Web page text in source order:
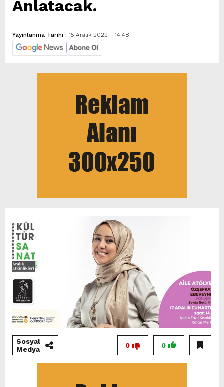
Anlatacak.
Yayınlanma Tarihi : 15 Aralık 2022 - 14:48
Sosyal
Medya
0
0